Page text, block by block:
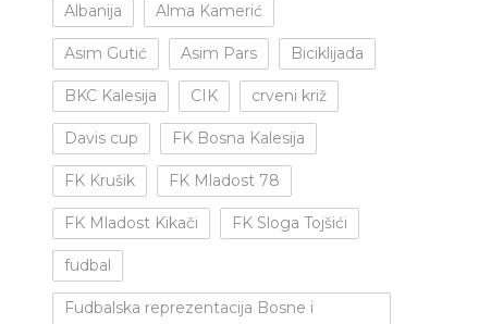
Albanija Alma Kamerić
Asim Gutić Asim Pars Biciklijada
BKC Kalesija CIK crveni križ
Davis cup FK Bosna Kalesija
FK Krušik FK Mladost 78
FK Mladost Kikači FK Sloga Tojšići
fudbal
Fudbalska reprezentacija Bosne i